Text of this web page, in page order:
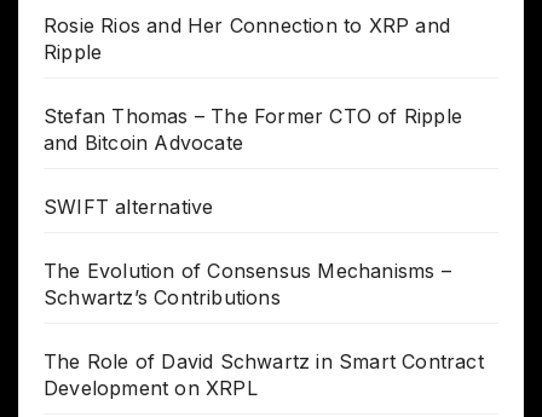
Rosie Rios and Her Connection to XRP and
Ripple
Stefan Thomas – The Former CTO of Ripple
and Bitcoin Advocate
SWIFT alternative
The Evolution of Consensus Mechanisms –
Schwartz’s Contributions
The Role of David Schwartz in Smart Contract
Development on XRPL